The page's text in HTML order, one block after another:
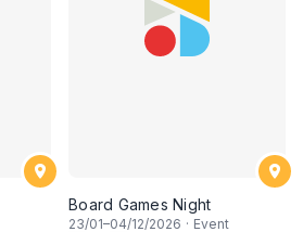
Board Games Night
23/01–04/12/2026 · Event